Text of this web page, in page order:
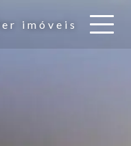
imóveis